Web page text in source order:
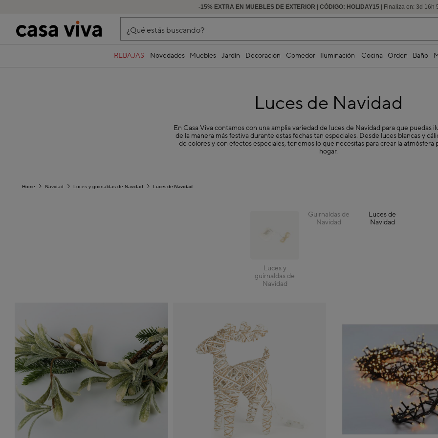
-15% EXTRA EN MUEBLES DE EXTERIOR | CÓDIGO: HOLIDAY15 | Finaliza en:3d16h
HASTA -60% DE DESCUENTO | SEGUNDAS REBAJAS
¿Qué estás buscando?
REBAJAS Novedades Muebles Jardín Decoración Comedor Iluminación Cocina Orden Baño
Luces de Navidad
En Casa Viva contamos con una amplia variedad de luces de Navidad para que puedas
de la manera más festiva durante estas fechas tan especiales. Desde luces blancas y
de colores y con efectos especiales, tenemos lo que necesitas para crear la atmósfera
hogar.
Luces de Navidad
Luces y guirnaldas de Navidad
Navidad
Home
Luces y
guirnaldas de
Navidad
Guirnaldas de
Navidad
Luces de
Navidad